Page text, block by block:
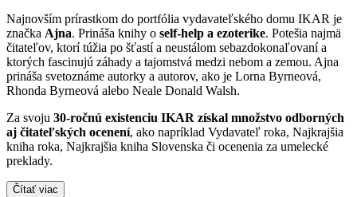
Najnovším prírastkom do portfólia vydavateľského domu IKAR je
značka Ajna. Prináša knihy o self-help a ezoterike. Potešia najmä
čitateľov, ktorí túžia po šťastí a neustálom sebazdokonaľovaní a
ktorých fascinujú záhady a tajomstvá medzi nebom a zemou. Ajna
prináša svetoznáme autorky a autorov, ako je Lorna Byrneová,
Rhonda Byrneová alebo Neale Donald Walsh.
Za svoju 30-ročnú existenciu IKAR získal množstvo odborných
aj čitateľských ocenení, ako napríklad Vydavateľ roka, Najkrajšia
kniha roka, Najkrajšia kniha Slovenska či ocenenia za umelecké
preklady.
Čítať viac